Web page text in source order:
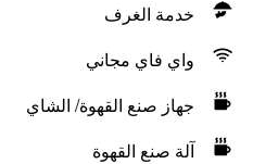
خدمة الغرف
واي فاي مجاني
جهاز صنع القهوة/ الشاي
آلة صنع القهوة